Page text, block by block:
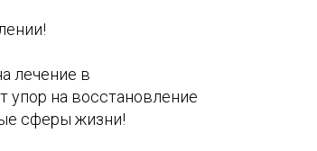
лечение в
упор на восстановление
сферы жизни!